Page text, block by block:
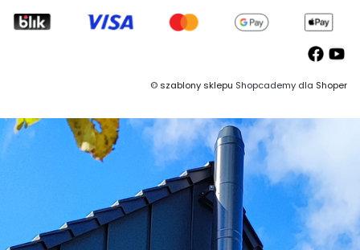
©szablony sklepu Shopcademy dla Shoper